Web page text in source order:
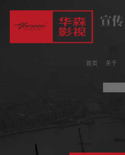
首页 关于